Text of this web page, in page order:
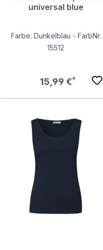
universal blue
Farbe: Dunkelblau - FarbNr.
15512
Regulärer Preis:
15,99 €